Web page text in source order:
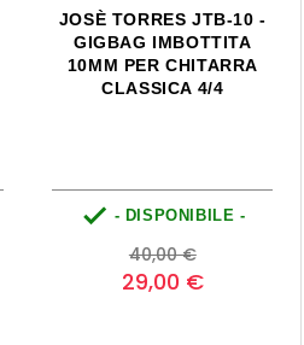
JOSÈ TORRES JTB-10 -
GIGBAG IMBOTTITA
10MM PER CHITARRA
CLASSICA 4/4
 - DISPONIBILE -
Prezzo
base
40,00 €Prezzo
29,00 €